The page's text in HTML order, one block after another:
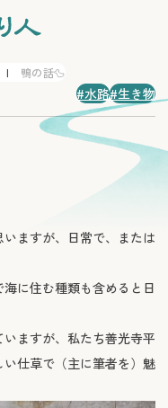
鴨の話🦆
水路 生き物
ますが、日常で、または
に住む種類も含めると日
ますが、私たち善光寺平
仕草で（主に筆者を）魅